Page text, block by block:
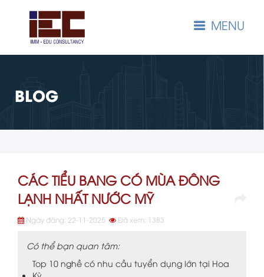
BLOG
CÁC TIỂU BANG CÓ MÙA ĐÔNG
LẠNH NHẤT NƯỚC MỸ
Ngày đăng: 22-11-2025 Đã xem: 1383
Có thể bạn quan tâm:
Top 10 nghề có nhu cầu tuyển dụng lớn tại Hoa
MENU